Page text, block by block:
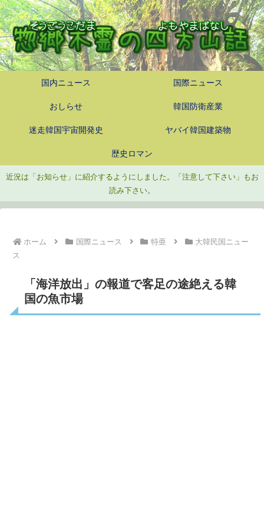
国内ニュース 国際ニュース
おしらせ 韓国防衛産業
迷走韓国宇宙開発史 ヤバイ韓国建築物
歴史ロマン
近況は「お知らせ」に紹介するようにしました。「注意して下さい」もお
読み下さい。
ホーム 国際ニュース 特亜
大韓民国ニュー
ス
「海洋放出」の報道で客足の途絶える韓
国の魚市場